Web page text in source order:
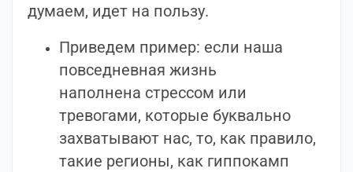
думаем, идет на пользу.
Приведем пример: если наша
повседневная жизнь
наполнена стрессом или
тревогами, которые буквально
захватывают нас, то, как правило,
такие регионы, как гиппокамп